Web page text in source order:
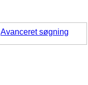
Avanceret søgning